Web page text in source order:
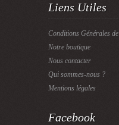
Liens Utiles
Conditions Générales de
Notre boutique
Nous contacter
Qui sommes-nous ?
Mentions légales
Facebook